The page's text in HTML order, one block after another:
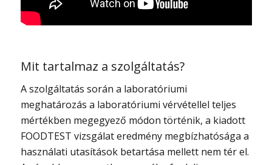
Mit tartalmaz a szolgáltatás?
A szolgáltatás során a laboratóriumi
meghatározás a laboratóriumi vérvétellel teljes
mértékben megegyező módon történik, a kiadott
FOODTEST vizsgálat eredmény megbízhatósága a
használati utasítások betartása mellett nem tér el.